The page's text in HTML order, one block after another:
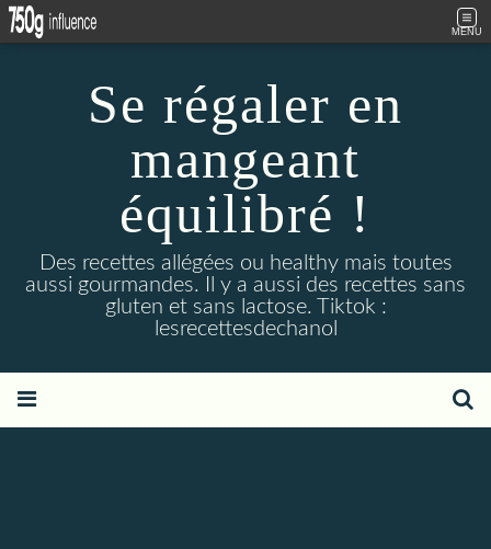
MENU
Se régaler en
mangeant
équilibré !
Des recettes allégées ou healthy mais toutes
aussi gourmandes. Il y a aussi des recettes sans
gluten et sans lactose. Tiktok :
lesrecettesdechanol